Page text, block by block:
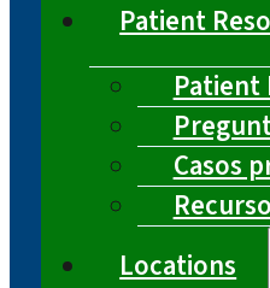
Patient
Patient
Casos
Locations